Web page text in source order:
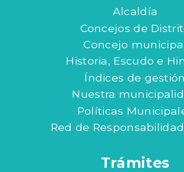
Alcaldía
Concejos de
Concejo
Historia, Escudo e
Índices de gestión
Nuestra
Políticas
Red de
Trámites